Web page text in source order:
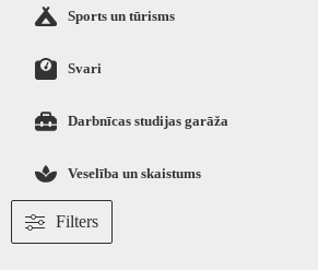
Sports un tūrisms
Svari
Darbnīcas studijas garāža
Veselība un skaistums
Filters